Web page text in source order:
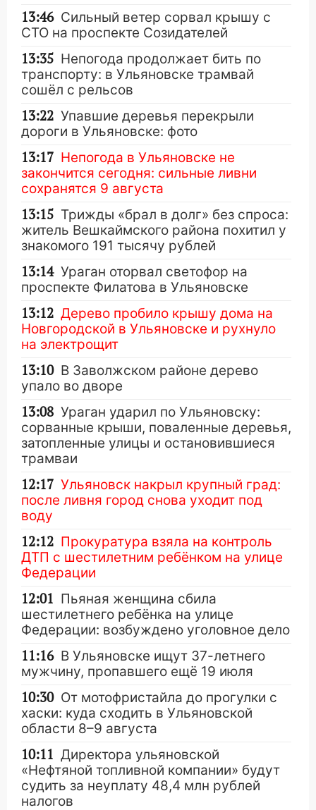
13:46 Сильный ветер сорвал крышу с
СТО на проспекте Созидателей
13:35 Непогода продолжает бить по
транспорту: в Ульяновске трамвай
сошёл с рельсов
13:22 Упавшие деревья перекрыли
дороги в Ульяновске: фото
13:17 Непогода в Ульяновске не
закончится сегодня: сильные ливни
сохранятся 9 августа
13:15 Трижды «брал в долг» без спроса:
житель Вешкаймского района похитил у
знакомого 191 тысячу рублей
13:14 Ураган оторвал светофор на
проспекте Филатова в Ульяновске
13:12 Дерево пробило крышу дома на
Новгородской в Ульяновске и рухнуло
на электрощит
13:10 В Заволжском районе дерево
упало во дворе
13:08 Ураган ударил по Ульяновску:
сорванные крыши, поваленные деревья,
затопленные улицы и остановившиеся
трамваи
12:17 Ульяновск накрыл крупный град:
после ливня город снова уходит под
воду
12:12 Прокуратура взяла на контроль
ДТП с шестилетним ребёнком на улице
Федерации
12:01 Пьяная женщина сбила
шестилетнего ребёнка на улице
Федерации: возбуждено уголовное дело
11:16 В Ульяновске ищут 37-летнего
мужчину, пропавшего ещё 19 июля
10:30 От мотофристайла до прогулки с
хаски: куда сходить в Ульяновской
области 8–9 августа
10:11 Директора ульяновской
«Нефтяной топливной компании» будут
судить за неуплату 48,4 млн рублей
налогов